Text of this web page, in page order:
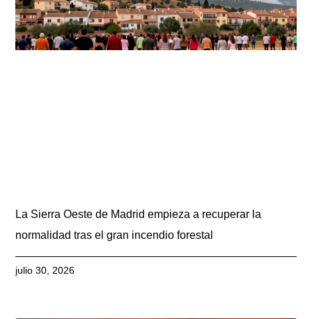
La Sierra Oeste de Madrid empieza a recuperar la
normalidad tras el gran incendio forestal
julio 30, 2026